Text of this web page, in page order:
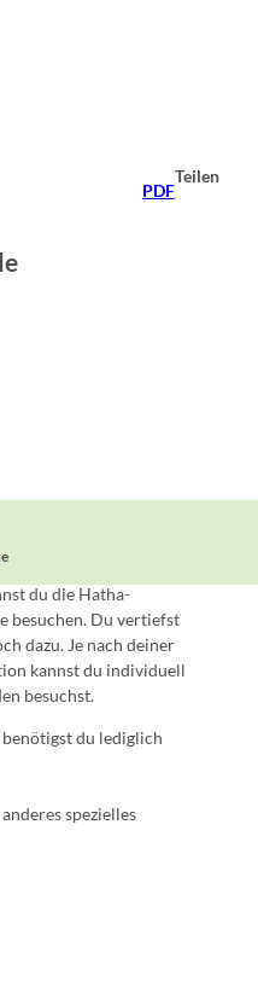
PDF
Teilen
hast oder wenn du
du die Hatha-
besuchen. Du vertiefst
dazu. Je nach deiner
kannst du individuell
besuchst.
du lediglich
spezielles